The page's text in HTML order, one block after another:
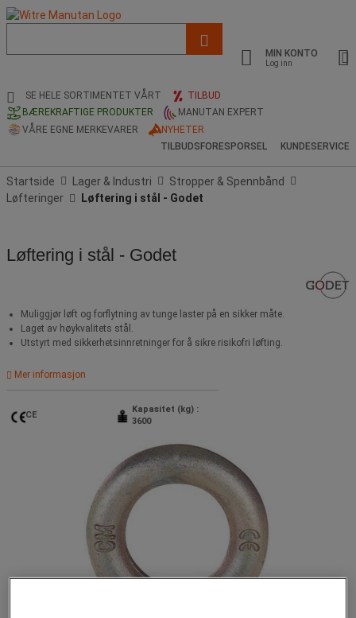
og
søkehistorikk
MIN KONTO
Log inn
SE HELE SORTIMENTET VÅRT
TILBUD
BÆREKRAFTIGE PRODUKTER
MANUTAN EXPERT
VÅRE EGNE MERKEVARER
NYHETER
TILBUDSFORESPORSEL
KUNDESERVICE
Startside Lager & Industri
Stropper & Spennbånd
Løfteringer
Løftering i stål - Godet
Løftering i stål - Godet
Muliggjør løft og forflytning av tunge laster på en sikker måte.
Laget av høykvalitets stål.
Utstyrt med sikkerhetsinnretninger for å sikre risikofri løfting.
Mer informasjon
CE
Kapasitet (kg) :
3600